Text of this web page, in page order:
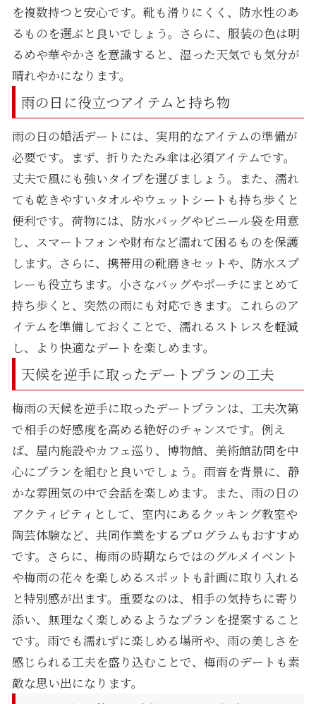
を複数持つと安心です。靴も滑りにくく、防水性のあ
るものを選ぶと良いでしょう。さらに、服装の色は明
るめや華やかさを意識すると、湿った天気でも気分が
晴れやかになります。
雨の日に役立つアイテムと持ち物
雨の日の婚活デートには、実用的なアイテムの準備が
必要です。まず、折りたたみ傘は必須アイテムです。
丈夫で風にも強いタイプを選びましょう。また、濡れ
ても乾きやすいタオルやウェットシートも持ち歩くと
便利です。荷物には、防水バッグやビニール袋を用意
し、スマートフォンや財布など濡れて困るものを保護
します。さらに、携帯用の靴磨きセットや、防水スプ
レーも役立ちます。小さなバッグやポーチにまとめて
持ち歩くと、突然の雨にも対応できます。これらのア
イテムを準備しておくことで、濡れるストレスを軽減
し、より快適なデートを楽しめます。
天候を逆手に取ったデートプランの工夫
梅雨の天候を逆手に取ったデートプランは、工夫次第
で相手の好感度を高める絶好のチャンスです。例え
ば、屋内施設やカフェ巡り、博物館、美術館訪問を中
心にプランを組むと良いでしょう。雨音を背景に、静
かな雰囲気の中で会話を楽しめます。また、雨の日の
アクティビティとして、室内にあるクッキング教室や
陶芸体験など、共同作業をするプログラムもおすすめ
です。さらに、梅雨の時期ならではのグルメイベント
や梅雨の花々を楽しめるスポットも計画に取り入れる
と特別感が出ます。重要なのは、相手の気持ちに寄り
添い、無理なく楽しめるようなプランを提案すること
です。雨でも濡れずに楽しめる場所や、雨の美しさを
感じられる工夫を盛り込むことで、梅雨のデートも素
敵な思い出になります。